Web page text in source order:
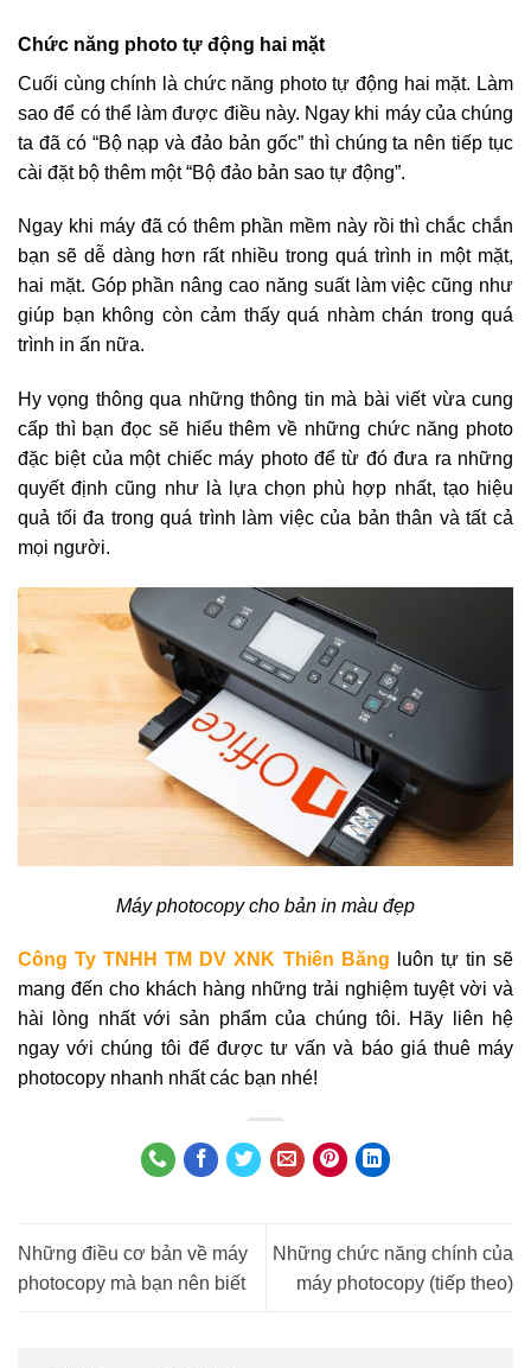
Chức năng photo tự động hai mặt
Cuối cùng chính là chức năng photo tự động hai mặt. Làm
sao để có thể làm được điều này. Ngay khi máy của chúng
ta đã có “Bộ nạp và đảo bản gốc” thì chúng ta nên tiếp tục
cài đặt bộ thêm một “Bộ đảo bản sao tự động”.
Ngay khi máy đã có thêm phần mềm này rồi thì chắc chắn
bạn sẽ dễ dàng hơn rất nhiều trong quá trình in một mặt,
hai mặt. Góp phần nâng cao năng suất làm việc cũng như
giúp bạn không còn cảm thấy quá nhàm chán trong quá
trình in ấn nữa.
Hy vọng thông qua những thông tin mà bài viết vừa cung
cấp thì bạn đọc sẽ hiểu thêm về những chức năng photo
đặc biệt của một chiếc máy photo để từ đó đưa ra những
quyết định cũng như là lựa chọn phù hợp nhất, tạo hiệu
quả tối đa trong quá trình làm việc của bản thân và tất cả
mọi người.
Máy photocopy cho bản in màu đẹp
Công Ty TNHH TM DV XNK Thiên Băng luôn tự tin sẽ
mang đến cho khách hàng những trải nghiệm tuyệt vời và
hài lòng nhất với sản phẩm của chúng tôi. Hãy liên hệ
ngay với chúng tôi để được tư vấn và báo giá thuê máy
photocopy nhanh nhất các bạn nhé!
Những điều cơ bản về máy
photocopy mà bạn nên biết
Những chức năng chính của
máy photocopy (tiếp theo)